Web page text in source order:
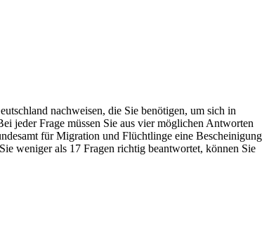
nachweisen, die Sie benötigen, um sich in
jeder Frage müssen Sie aus vier möglichen Antworten
für Migration und Flüchtlinge eine Bescheinigung
weniger als 17 Fragen richtig beantwortet, können Sie